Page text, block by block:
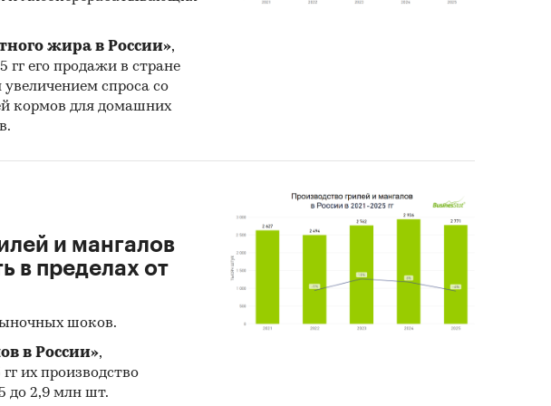
ведущих российских экспортеров и зарубежных
измерения:
округа и регионы РФ, страны мира
Зелень, салаты / Шпинат
жира в России»,
гг его продажи в стране
спроса со
кормов для домашних
и мангалов
в пределах от
шоков.
в России»,
их производство
до 2,9 млн шт.